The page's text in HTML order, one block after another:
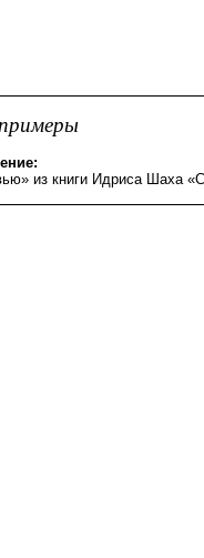
из книги Идриса Шаха